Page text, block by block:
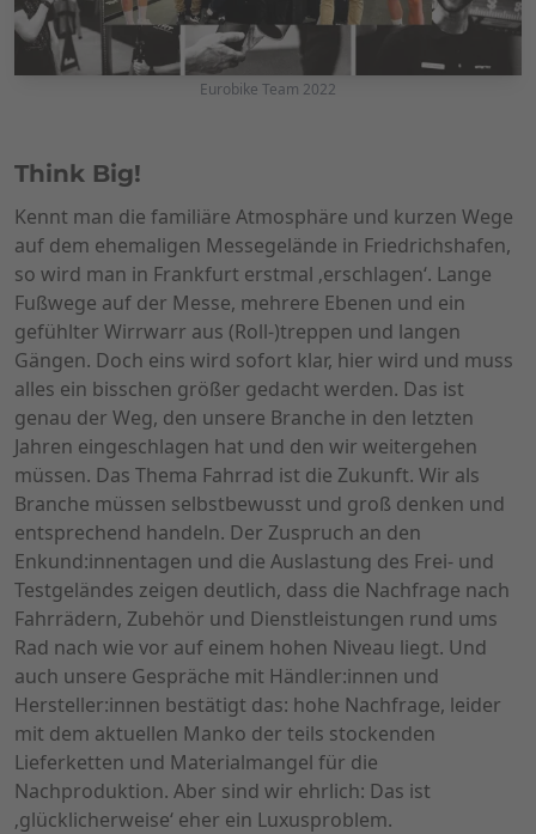
Eurobike Team 2022
Think Big!
Kennt man die familiäre Atmosphäre und kurzen Wege
auf dem ehemaligen Messegelände in Friedrichshafen,
so wird man in Frankfurt erstmal ‚erschlagen‘. Lange
Fußwege auf der Messe, mehrere Ebenen und ein
gefühlter Wirrwarr aus (Roll-)treppen und langen
Gängen. Doch eins wird sofort klar, hier wird und muss
alles ein bisschen größer gedacht werden. Das ist
genau der Weg, den unsere Branche in den letzten
Jahren eingeschlagen hat und den wir weitergehen
müssen. Das Thema Fahrrad ist die Zukunft. Wir als
Branche müssen selbstbewusst und groß denken und
entsprechend handeln. Der Zuspruch an den
Enkund:innentagen und die Auslastung des Frei- und
Testgeländes zeigen deutlich, dass die Nachfrage nach
Fahrrädern, Zubehör und Dienstleistungen rund ums
Rad nach wie vor auf einem hohen Niveau liegt. Und
auch unsere Gespräche mit Händler:innen und
Hersteller:innen bestätigt das: hohe Nachfrage, leider
mit dem aktuellen Manko der teils stockenden
Lieferketten und Materialmangel für die
Nachproduktion. Aber sind wir ehrlich: Das ist
‚glücklicherweise‘ eher ein Luxusproblem.